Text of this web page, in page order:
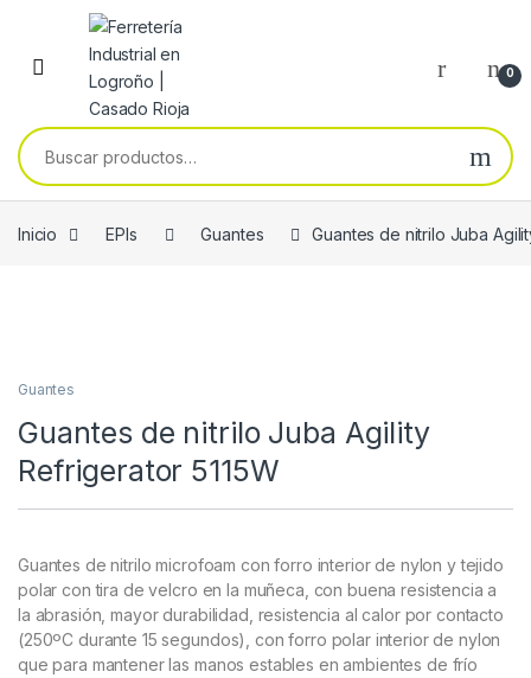
Skip to navigation
Skip to content
0
Buscar por:
Inicio EPIs Guantes Guantes de nitrilo Juba
Guantes
Guantes de nitrilo Juba Agility
Refrigerator 5115W
Guantes de nitrilo microfoam con forro interior de nylon y tejido
polar con tira de velcro en la muñeca, con buena resistencia a
la abrasión, mayor durabilidad, resistencia al calor por contacto
(250ºC durante 15 segundos), con forro polar interior de nylon
que para mantener las manos estables en ambientes de frío